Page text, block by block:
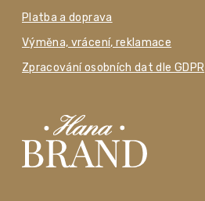
Platba a doprava
Výměna, vrácení, reklamace
Zpracování osobních dat dle GDPR